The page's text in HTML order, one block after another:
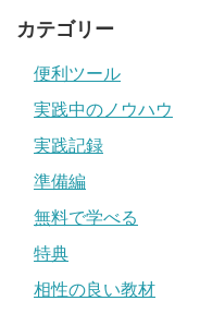
カテゴリー
便利ツール
実践中のノウハウ
実践記録
準備編
無料で学べる
特典
相性の良い教材